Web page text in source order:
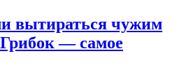
вытираться чужим
— самое